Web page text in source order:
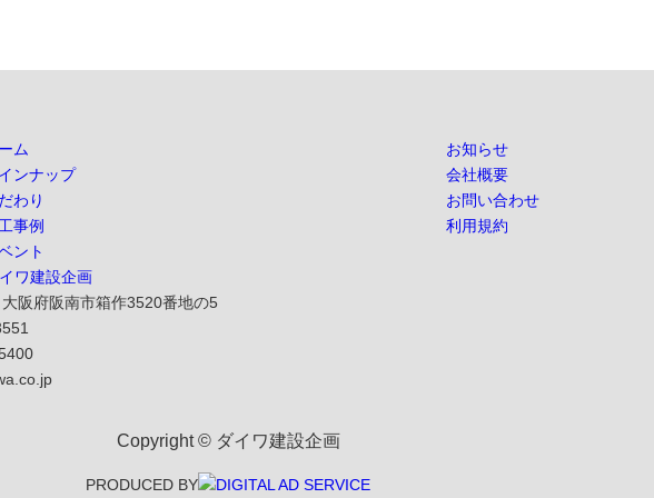
ム
ンナップ
わり
事例
ント
お知らせ
会社概要
お問い合わせ
利用規約
阪府阪南市箱作3520番地の5
Copyright © ダイワ建設企画
PRODUCED BY